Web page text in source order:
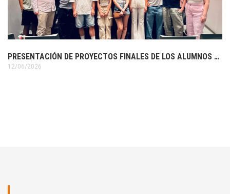
PRESENTACIÓN DE PROYECTOS FINALES DE LOS ALUMNOS DE 3º DE DISEÑO GRÁFICO
12/06/2026